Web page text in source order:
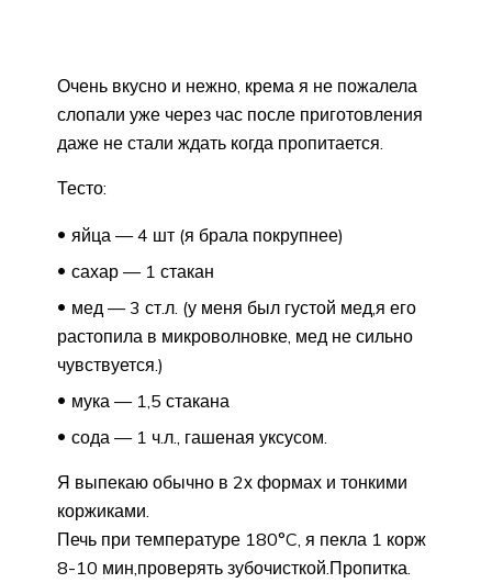
Очень вкусно и нежно, крема я не пожалела
слопали уже через час после приготовления
даже не стали ждать когда пропитается.
Тесто:
яйца — 4 шт (я брала покрупнее)
сахар — 1 стакан
мед — 3 ст.л. (у меня был густой мед,я его
растопила в микроволновке, мед не сильно
чувствуется.)
мука — 1,5 стакана
сода — 1 ч.л., гашеная уксусом.
Я выпекаю обычно в 2х формах и тонкими
коржиками.
Печь при температуре 180°C, я пекла 1 корж
8-10 мин,проверять зубочисткой.Пропитка.